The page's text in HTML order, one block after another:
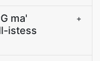
ma'
istess
+